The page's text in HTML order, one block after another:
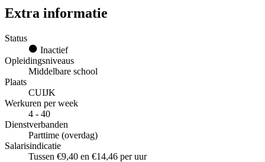
Extra informatie
Status
Inactief
Opleidingsniveaus
Middelbare school
Plaats
CUIJK
Werkuren per week
4 - 40
Dienstverbanden
Parttime (overdag)
Salarisindicatie
Tussen €9,40 en €14,46 per uur